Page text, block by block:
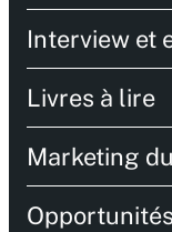
Interview et
Livres à lire
Marketing